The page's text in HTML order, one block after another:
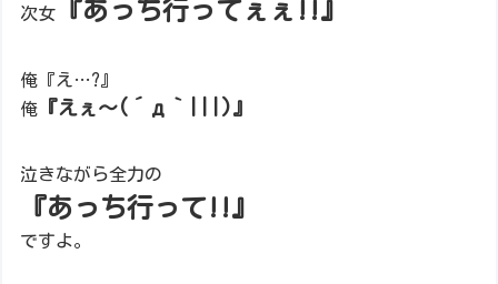
次女 『あっち行ってぇぇ!!』
俺『え…?』
俺 『えぇ～(´д｀|||)』
泣きながら全力の
『あっち行って!!』
ですよ。